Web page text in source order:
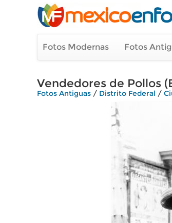
Fotos Modernas Fotos
Vendedores de Pollos
Fotos Antiguas / Distrito Federal /